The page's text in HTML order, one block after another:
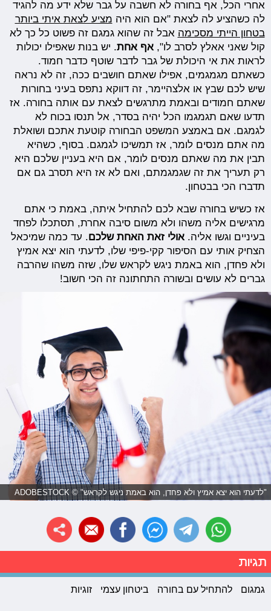
אחרי הכל, אף בחורה לא חשבה על גבר שלא ידע מה להגיד
לה כשהציע לה לצאת "אם הוא היה מציע לצאת איתי ביותר
בטחון הייתי מסכימה אבל זה שהוא גמגם זה פשוט כל כך לא
קול שאני אאלץ לסרב לו",אף אחת. יש בנות שאפילו יכולות
לראות את אי היכולת של גבר לדבר שוטף כדבר חמוד.
כשאתם מגמגמים, אפילו שאתם חושבים ככה, זה לא נראה
שיש לכם שבץ או אלצהיימר, זה דווקא נתפס בעיני בחורות
שאתם חמודים ובאמת מתרגשים לצאת עם אותה בחורה. אז
תדעו שאם תגמגמו הכל יהיה בסדר, אל תנסו בכוח לא
לגמגם. אם באמצע המשפט הבחורה קוטעת אתכם ושואלת
מה אתם מנסים לומר, אז תמשיכו לגמגם. בסוף, כשהיא
תבין את מה שאתם מנסים לומר, אם היא בעניין שלכם היא
רק תעריך את זה שגמגמתם, ואם לא אז היא תסרב גם אם
תדברו הכי בבטחון.
אז כשיש בחורה שבא לכם להתחיל איתה, באמת כי אתם
מרגישים אליה משהו ולא משום סיבה אחרת, תסתכלו לפחד
בעיניים וגשו אליה.אולי זאת האחת שלכם. עד כמה שמיכאל
הצחיק אותי עם הסיפור קקי-פיפי שלו, לדעתי הוא יצא אמיץ
ולא פחדן, הוא באמת ניגש לקראש שלו, שזה משהו שהרבה
גברים לא עושים ובשורה התחתונה זה הכי חשוב!
"לדעתי הוא יצא אמיץ ולא פחדן, הוא באמת ניגש לקראש" © ADOBESTOCK
תגיות
גמגום להתחיל עם בחורה ביטחון עצמי זוגיות